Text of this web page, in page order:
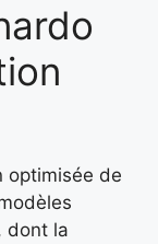
optimisée de
dont la